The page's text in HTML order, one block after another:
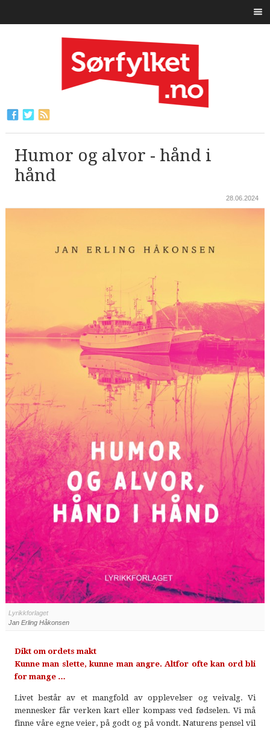
Humor og alvor - hånd i
hånd
28.06.2024
Lyrikkforlaget
Jan Erling Håkonsen
Dikt om ordets makt
Kunne man slette, kunne man angre. Altfor ofte kan ord bli
for mange …
Livet består av et mangfold av opplevelser og veivalg. Vi
mennesker får verken kart eller kompass ved fødselen. Vi må
finne våre egne veier, på godt og på vondt. Naturens pensel vil